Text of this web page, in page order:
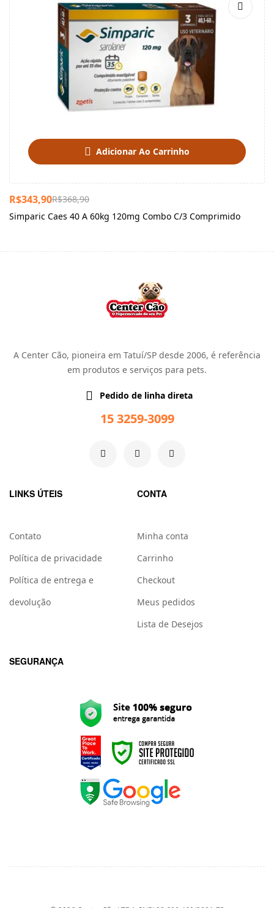
Adicionar Ao Carrinho
R$368,90
R$343,90
Simparic Caes 40 A 60kg 120mg Combo C/3 Comprimido
A Center Cão, pioneira em Tatuí/SP desde 2006, é referência
em produtos e serviços para pets.
Pedido de linha direta
15 3259-3099
LINKS ÚTEIS
Contato
Política de privacidade
Política de entrega e
devolução
CONTA
Minha conta
Carrinho
Checkout
Meus pedidos
Lista de Desejos
SEGURANÇA